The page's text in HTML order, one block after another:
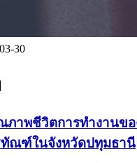
30
าพชีวิตการทำงานขอ
ทัณฑ์ในจังหวัดปทุมธานี